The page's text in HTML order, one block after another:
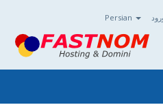
Persian